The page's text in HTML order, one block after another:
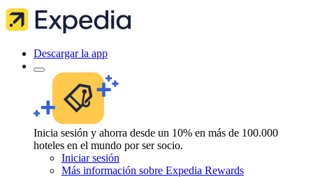
Descargar la app
Inicia sesión y ahorra desde un 10% en más de 100.000
hoteles en el mundo por ser socio.
Iniciar sesión
Más información sobre Expedia Rewards